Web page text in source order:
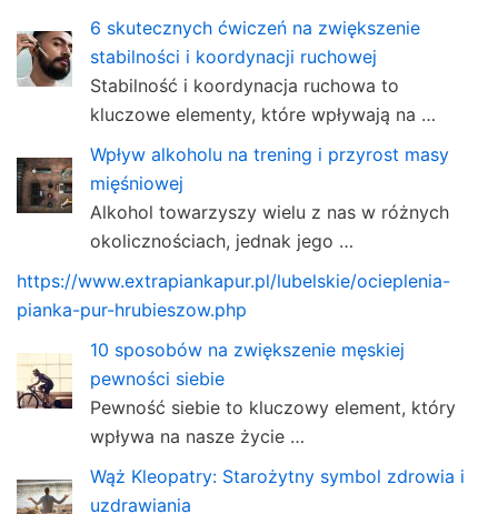
6 skutecznych ćwiczeń na zwiększenie
stabilności i koordynacji ruchowej
Stabilność i koordynacja ruchowa to
kluczowe elementy, które wpływają na …
Wpływ alkoholu na trening i przyrost masy
mięśniowej
Alkohol towarzyszy wielu z nas w różnych
okolicznościach, jednak jego …
https://www.extrapiankapur.pl/lubelskie/ocieplenia-
pianka-pur-hrubieszow.php
10 sposobów na zwiększenie męskiej
pewności siebie
Pewność siebie to kluczowy element, który
wpływa na nasze życie …
Wąż Kleopatry: Starożytny symbol zdrowia i
uzdrawiania